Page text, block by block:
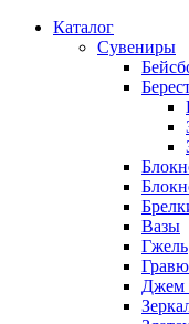
Каталог
Сувениры
Вазы
Гжель
Джем